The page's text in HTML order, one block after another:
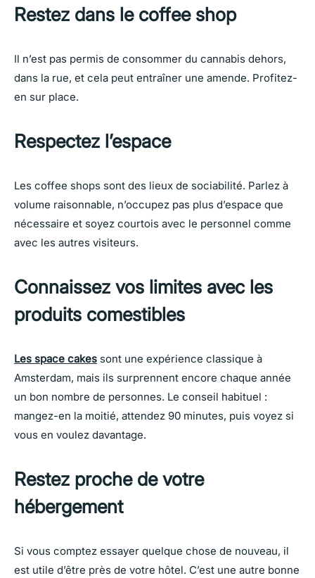
Restez dans le coffee shop
Il n’est pas permis de consommer du cannabis dehors,
dans la rue, et cela peut entraîner une amende. Profitez-
en sur place.
Respectez l’espace
Les coffee shops sont des lieux de sociabilité. Parlez à
volume raisonnable, n’occupez pas plus d’espace que
nécessaire et soyez courtois avec le personnel comme
avec les autres visiteurs.
Connaissez vos limites avec les
produits comestibles
Les space cakes sont une expérience classique à
Amsterdam, mais ils surprennent encore chaque année
un bon nombre de personnes. Le conseil habituel :
mangez-en la moitié, attendez 90 minutes, puis voyez si
vous en voulez davantage.
Restez proche de votre
hébergement
Si vous comptez essayer quelque chose de nouveau, il
est utile d’être près de votre hôtel. C’est une autre bonne